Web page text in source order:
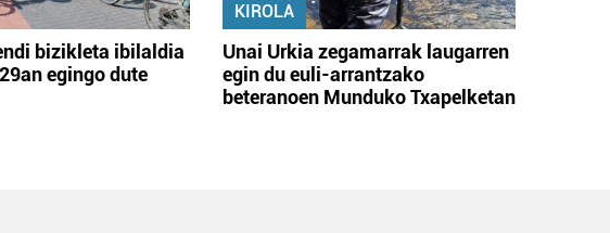
bizikleta ibilaldia
egingo dute
KIROLA
Unai Urkia zegamarrak laugarren
egin du euli-arrantzako
beteranoen Munduko Txapelketan